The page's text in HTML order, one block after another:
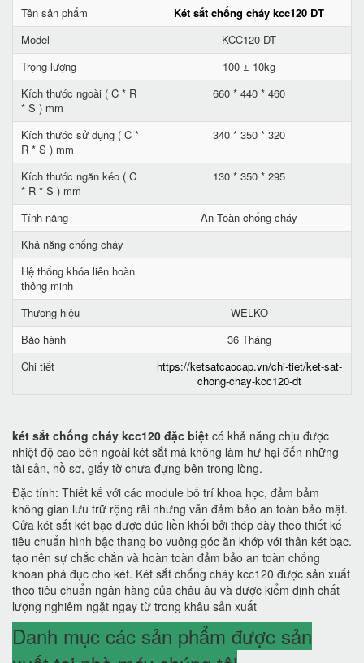
Tên sản phẩm
Két sắt chống cháy kcc120 DT
Model
KCC120 DT
Trọng lượng
100 ± 10kg
Kích thước ngoài ( C * R
* S ) mm
660 * 440 * 460
Kích thước sử dụng ( C *
R * S ) mm
340 * 350 * 320
Kích thước ngăn kéo ( C
* R * S ) mm
130 * 350 * 295
Tính năng
An Toàn chống cháy
Khả năng chống cháy
Hệ thống khóa liên hoàn
thông minh
Thương hiệu
WELKO
Bảo hành
36 Tháng
Chi tiết
https://ketsatcaocap.vn/chi-tiet/ket-sat-
chong-chay-kcc120-dt
két sắt chống cháy kcc120 đặc biệt có khả năng chịu được
nhiệt độ cao bên ngoài két sắt mà không làm hư hại đến những
tài sản, hồ sơ, giấy tờ chưa đựng bên trong lòng.
Đặc tính: Thiết kế với các module bố trí khoa học, đảm bảm
không gian lưu trữ rộng rãi nhưng vẫn đảm bảo an toàn bảo mật.
Cửa két sắt két bạc được đúc liền khối bởi thép dày theo thiết kế
tiêu chuẩn hình bậc thang bo vuông góc ăn khớp với thân két bạc.
tạo nên sự chắc chắn và hoàn toàn đảm bảo an toàn chống
khoan phá đục cho két. Két sắt chống cháy kcc120 được sản xuất
theo tiêu chuẩn ngân hàng của châu âu và được kiểm định chất
lượng nghiêm ngặt ngay từ trong khâu sản xuất
Danh mục các sản phẩm được sản